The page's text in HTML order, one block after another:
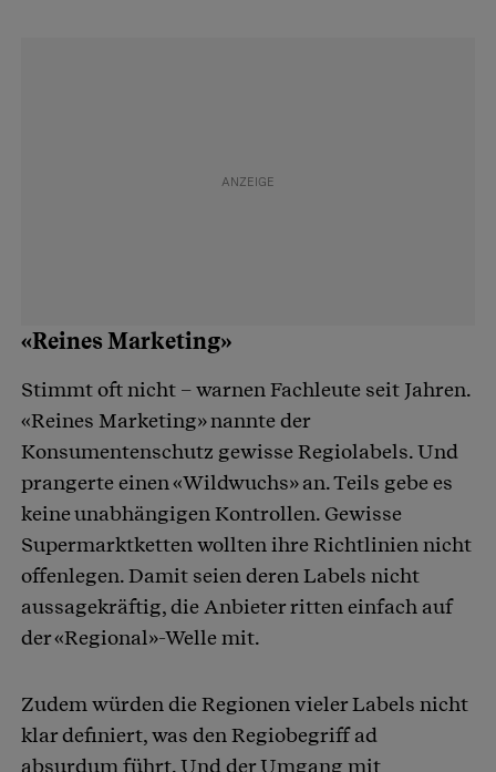
«Reines Marketing»
Stimmt oft nicht – warnen Fachleute seit Jahren.
«Reines Marketing» nannte der
Konsumentenschutz gewisse Regiolabels. Und
prangerte einen «Wildwuchs» an. Teils gebe es
keine unabhängigen Kontrollen. Gewisse
Supermarktketten wollten ihre Richtlinien nicht
offenlegen. Damit seien deren Labels nicht
aussagekräftig, die Anbieter ritten einfach auf
der «Regional»-Welle mit.
Zudem würden die Regionen vieler Labels nicht
klar definiert, was den Regiobegriff ad
absurdum führt. Und der Umgang mit